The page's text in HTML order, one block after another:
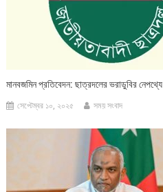
মানবজমিন প্রতিবেদন: ছাত্রদলের ভরাডুবির নেপথ্যে
সেপ্টেম্বর ১০, ২০২৫ সময় সংবাদ